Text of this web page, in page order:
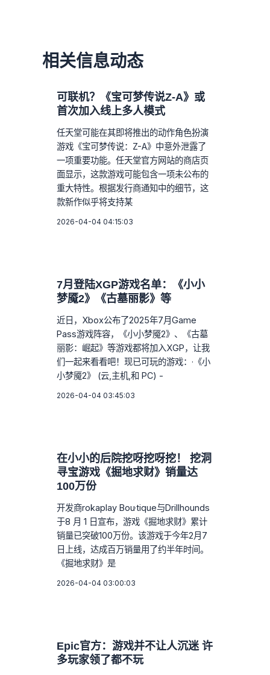
相关信息动态
可联机？《宝可梦传说Z-A》或
首次加入线上多人模式
任天堂可能在其即将推出的动作角色扮演
游戏《宝可梦传说：Z-A》中意外泄露了
一项重要功能。任天堂官方网站的商店页
面显示，这款游戏可能包含一项未公布的
重大特性。根据发行商通知中的细节，这
款新作似乎将支持某
2026-04-04 04:15:03
7月登陆XGP游戏名单：《小小
梦魇2》《古墓丽影》等
近日，Xbox公布了2025年7月Game
Pass游戏阵容，《小小梦魇2》、《古墓
丽影：崛起》等游戏都将加入XGP，让我
们一起来看看吧！现已可玩的游戏：·《小
小梦魇2》 (云,主机,和 PC) -
2026-04-04 03:45:03
在小小的后院挖呀挖呀挖！ 挖洞
寻宝游戏《掘地求财》销量达
100万份
开发商rokaplay Bou·tique与Drillhounds
于8 月 1 日宣布，游戏《掘地求财》累计
销量已突破100万份。该游戏于今年2月7
日上线，达成百万销量用了约半年时间。
《掘地求财》是
2026-04-04 03:00:03
Epic官方：游戏并不让人沉迷 许
多玩家领了都不玩